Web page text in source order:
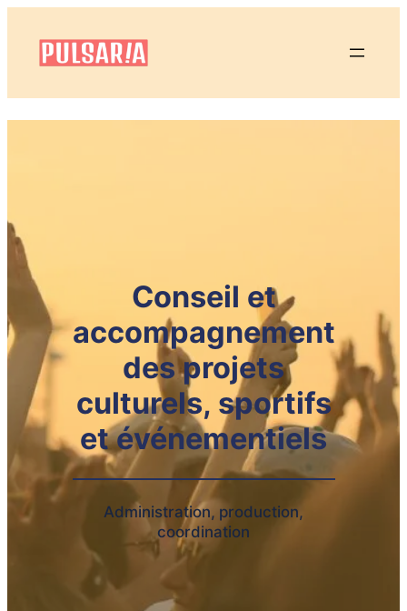
Conseil et
accompagnement
des projets
culturels, sportifs
et événementiels
Administration, production,
coordination